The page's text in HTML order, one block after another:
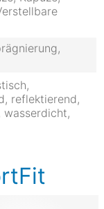
reflektierend,
wasserdicht,